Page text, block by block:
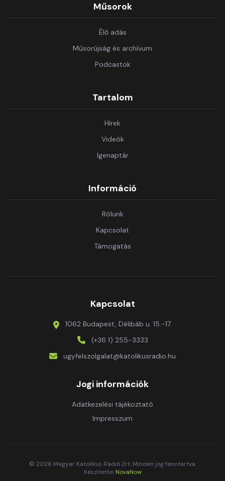
Műsorok
Élő adás
Műsorújság és archívum
Podcastok
Tartalom
Hírek
Videók
Igenaptár
Információ
Rólunk
Kapcsolat
Támogatás
Kapcsolat
1062 Budapest, Délibáb u. 15.-17.
(+36 1) 255-3333
ugyfelszolgalat@katolikusradio.hu
Jogi információk
Adatkezelési tájékoztató
Impresszum
© 2026 Magyar Katolikus Rádió Zrt. Minden jog fenntartva.
Készítette: NovaNow